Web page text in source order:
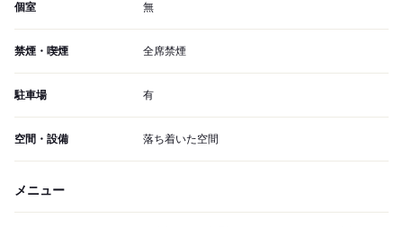
個室 無
禁煙・喫煙 全席禁煙
駐車場 有
空間・設備 落ち着いた空間
メニュー